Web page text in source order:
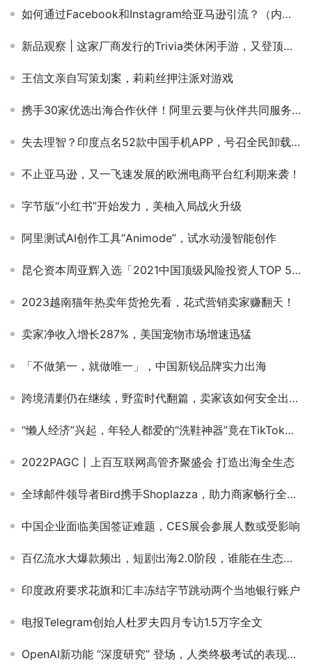
如何通过Facebook和Instagram给亚马逊引流？（内附实操技巧）
新品观察 | 这家厂商发行的Trivia类休闲手游，又登顶美App Store下载榜了
王信文亲自写策划案，莉莉丝押注派对游戏
携手30家优选出海合作伙伴！阿里云要与伙伴共同服务22万家中国企业出海
失去理智？印度点名52款中国手机APP，号召全民卸载！你怎么看？
不止亚马逊，又一飞速发展的欧洲电商平台红利期来袭！
字节版“小红书”开始发力，美柚入局战火升级
阿里测试AI创作工具“Animode”，试水动漫智能创作
昆仑资本周亚辉入选「2021中国顶级风险投资人TOP 50」 | 昆仑资本 Awards
2023越南猫年热卖年货抢先看，花式营销卖家赚翻天！
卖家净收入增长287%，美国宠物市场增速迅猛
「不做第一，就做唯一」，中国新锐品牌实力出海
跨境清剿仍在继续，野蛮时代翻篇，卖家该如何安全出海？
“懒人经济”兴起，年轻人都爱的“洗鞋神器”竟在TikTok拥有百万热度！
2022PAGC丨上百互联网高管齐聚盛会 打造出海全生态
全球邮件领导者Bird携手Shoplazza，助力商家畅行全球市场
中国企业面临美国签证难题，CES展会参展人数或受影响
百亿流水大爆款频出，短剧出海2.0阶段，谁能在生态链条上多分蛋糕？
印度政府要求花旗和汇丰冻结字节跳动两个当地银行账户
电报Telegram创始人杜罗夫四月专访1.5万字全文
OpenAI新功能 “深度研究” 登场，人类终极考试的表现超过DeepSeek R1